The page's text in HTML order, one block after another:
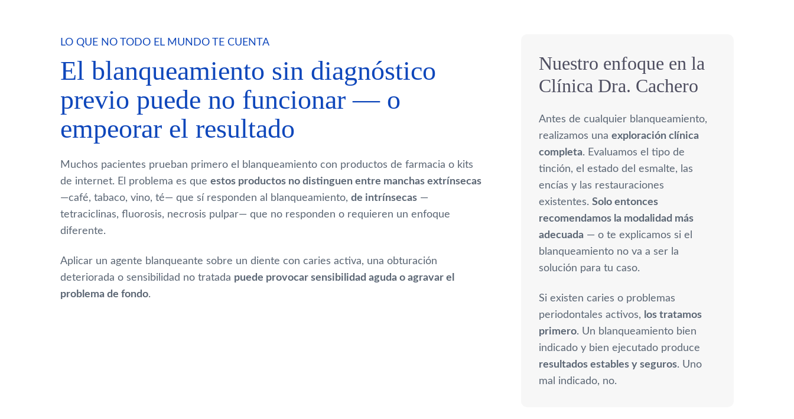
LO QUE NO TODO EL MUNDO TE CUENTA
El blanqueamiento sin diagnóstico
previo puede no funcionar — o
empeorar el resultado
Muchos pacientes prueban primero el blanqueamiento con productos de farmacia o kits
de internet. El problema es que estos productos no distinguen entre manchas extrínsecas
—café, tabaco, vino, té— que sí responden al blanqueamiento, de intrínsecas —
tetraciclinas, fluorosis, necrosis pulpar— que no responden o requieren un enfoque
diferente.
Aplicar un agente blanqueante sobre un diente con caries activa, una obturación
deteriorada o sensibilidad no tratada puede provocar sensibilidad aguda o agravar el
problema de fondo.
Nuestro enfoque en la
Clínica Dra. Cachero
Antes de cualquier blanqueamiento,
realizamos una exploración clínica
completa. Evaluamos el tipo de
tinción, el estado del esmalte, las
encías y las restauraciones
existentes. Solo entonces
recomendamos la modalidad más
adecuada — o te explicamos si el
blanqueamiento no va a ser la
solución para tu caso.
Si existen caries o problemas
periodontales activos, los tratamos
primero. Un blanqueamiento bien
indicado y bien ejecutado produce
resultados estables y seguros. Uno
mal indicado, no.